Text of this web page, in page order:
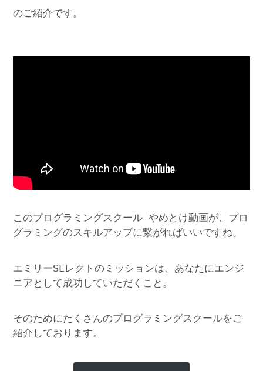
のご紹介です。
このプログラミングスクール やめとけ動画が、プロ
グラミングのスキルアップに繋がればいいですね。
エミリーSEレクトのミッションは、あなたにエンジ
ニアとして成功していただくこと。
そのためにたくさんのプログラミングスクールをご
紹介しております。